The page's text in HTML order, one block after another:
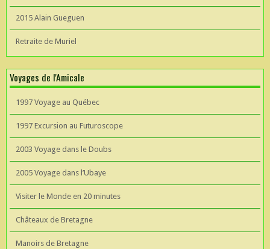
2015 Alain Gueguen
Retraite de Muriel
Voyages de l'Amicale
1997 Voyage au Québec
1997 Excursion au Futuroscope
2003 Voyage dans le Doubs
2005 Voyage dans l’Ubaye
Visiter le Monde en 20 minutes
Châteaux de Bretagne
Manoirs de Bretagne